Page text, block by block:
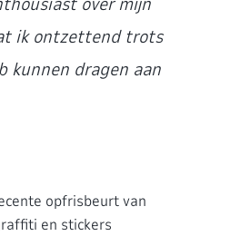
ik ontzettend trots
kunnen dragen aan
opfrisbeurt van
en stickers